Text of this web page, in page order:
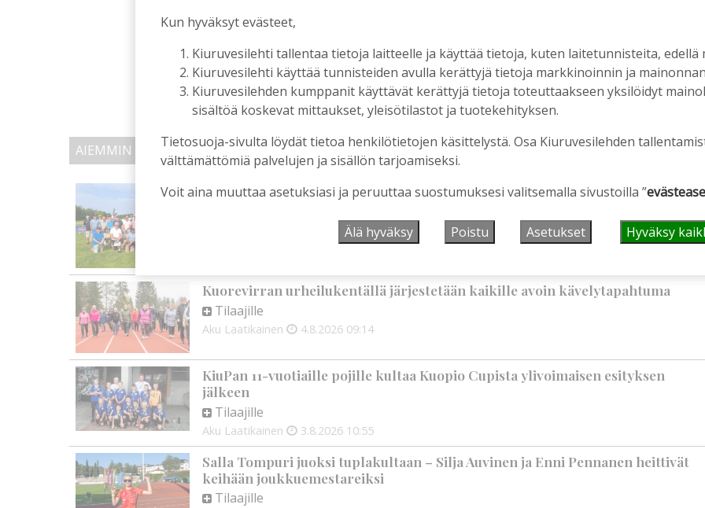
AIEMMIN AIHEESTA
Golftapahtuma tuotti jälleen komeasti tukea Kiuruveden nuorille –
7.8.2026 11:33
Kuorevirran urheilukentällä järjestetään kaikille avoin kävelytapahtuma
Tilaajille
Aku Laatikainen 4.8.2026 09:14
KiuPan 11-vuotiaille pojille kultaa Kuopio Cupista ylivoimaisen esityksen
jälkeen
Tilaajille
Aku Laatikainen 3.8.2026 10:55
Salla Tompuri juoksi tuplakultaan – Silja Auvinen ja Enni Pennanen heittivät
keihään joukkuemestareiksi
Tilaajille
Kun hyväksyt evästeet,
Kiuruvesilehti tallentaa tietoja laitteelle ja käyttää tietoja, kuten laitetunnisteita,
Kiuruvesilehti käyttää tunnisteiden avulla kerättyjä tietoja markkinoinnin ja
Kiuruvesilehden kumppanit käyttävät kerättyjä tietoja toteuttaakseen yksilöidyt
sisältöä koskevat mittaukset, yleisötilastot ja tuotekehityksen.
Tietosuoja-sivulta löydät tietoa henkilötietojen käsittelystä. Osa Kiuruvesilehden
välttämättömiä palvelujen ja sisällön tarjoamiseksi.
Voit aina muuttaa asetuksiasi ja peruuttaa suostumuksesi valitsemalla sivustoilla ”
Älä hyväksy Poistu Asetukset Hyväksy